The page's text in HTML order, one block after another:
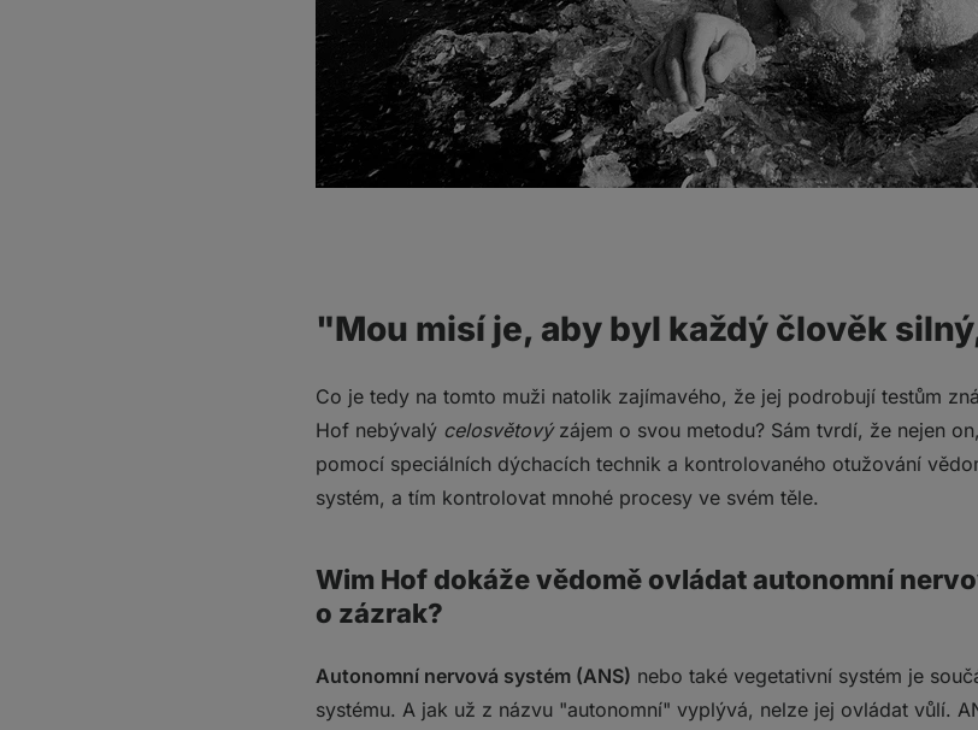
"Mou misí je, aby byl každý člověk
Co je tedy na tomto muži natolik zajímavého, že jej podrobují testům
Hof nebývalý celosvětový zájem o svou metodu? Sám tvrdí, že nejen
pomocí speciálních dýchacích technik a kontrolovaného otužování
systém, a tím kontrolovat mnohé procesy ve svém těle.
Wim Hof dokáže vědomě ovládat autonomní
o zázrak?
Autonomní nervová systém (ANS) nebo také vegetativní systém je
systému. A jak už z názvu "autonomní" vyplývá, nelze jej ovládat vůlí.